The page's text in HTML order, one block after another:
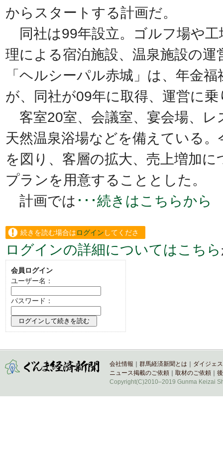
からスタートする計画だ。
同社は99年設立。ゴルフ場や工
理による宿泊施設、温泉施設の
「ヘルシーパル赤城」は、年金
が、同社が09年に取得、運営に
客室20室、会議室、宴会場、
天然温泉浴場などを備えている
を図り、客層の拡大、売上増加
プランを用意することとした。
計画では ･･･続きはこちらから
続きを読む場合はログイン してくださ
い。
ログインの詳細についてはこちら
会員ログイン
ユーザー名：
パスワード：
会社情報 群馬経済新聞とは
ダイジェ
ニュース掲載のご依頼
取材のご依頼
Copyright(C)2010–2019 Gunma Keizai